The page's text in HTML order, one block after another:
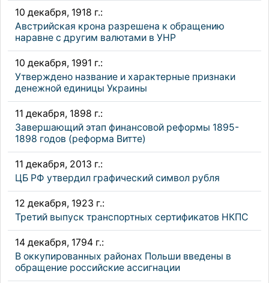
10 декабря, 1918 г.:
Австрийская крона разрешена к обращению
наравне с другим валютами в УНР
10 декабря, 1991 г.:
Утверждено название и характерные признаки
денежной единицы Украины
11 декабря, 1898 г.:
Завершающий этап финансовой реформы 1895-
1898 годов (реформа Витте)
11 декабря, 2013 г.:
ЦБ РФ утвердил графический символ рубля
12 декабря, 1923 г.:
Третий выпуск транспортных сертификатов НКПС
14 декабря, 1794 г.:
В оккупированных районах Польши введены в
обращение российские ассигнации